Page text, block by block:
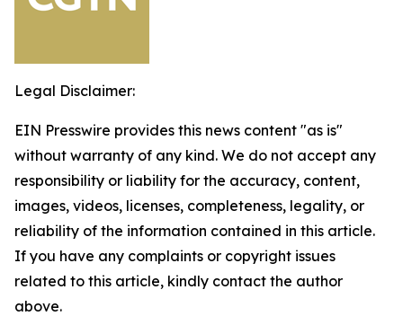
Legal Disclaimer:
EIN Presswire provides this news content "as is"
without warranty of any kind. We do not accept any
responsibility or liability for the accuracy, content,
images, videos, licenses, completeness, legality, or
reliability of the information contained in this article.
If you have any complaints or copyright issues
related to this article, kindly contact the author
above.